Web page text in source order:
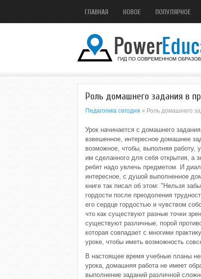
ГЛАВНАЯ НОВОЕ ПОПУЛЯРНОЕ
Роль домашнего задания в
Педагогика сегодня » Роль домашнего
Урок начинается с домашнего
взвешенное, интересное домашнее
возможное, чтобы, выполняя работу,
им сделанного для себя открытия, а
ребят надо увлечь предметом. И
интересное, с душой выполненное
книге так писал об этом: "Нельзя
гордости после преодоления
его сердце гордостью и чувством
что как существуют разные точки
существуют различные, порой
которая совпадает с многими
уроке, чтобы иметь возможность
В настоящее время учебные планы
урока, домашняя работа не имеет
выполнение заданий различной